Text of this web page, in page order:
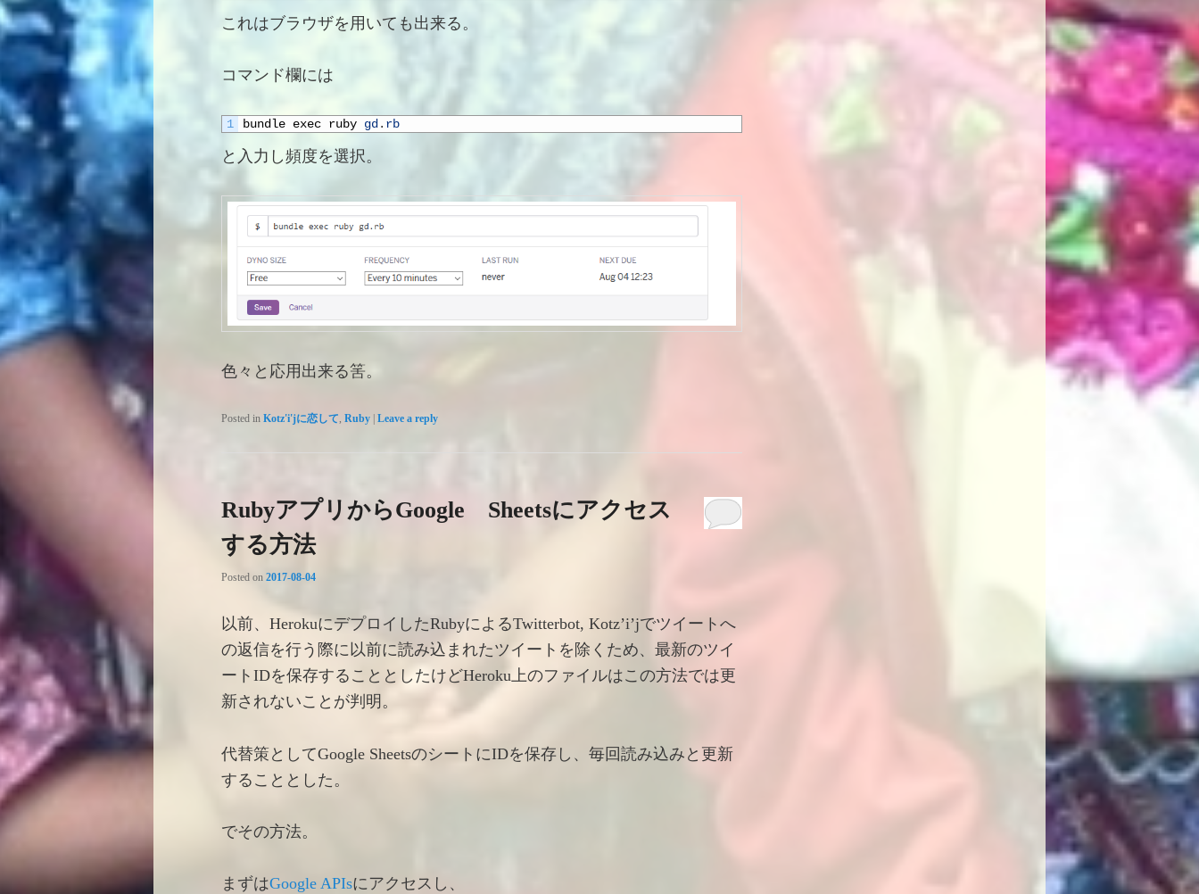
これはブラウザを用いても出来る。
コマンド欄には
1 bundle exec ruby gd. rb
と入力し頻度を選択。
色々と応用出来る筈。
Posted in Kotz'i'jに恋して, Ruby | Leave a reply
RubyアプリからGoogle Sheetsにアクセス
する方法
Posted on 2017-08-04
以前、HerokuにデプロイしたRubyによるTwitterbot, Kotz’i’jでツイートへ
の返信を行う際に以前に読み込まれたツイートを除くため、最新のツイ
ートIDを保存することとしたけどHeroku上のファイルはこの方法では更
新されないことが判明。
代替策としてGoogle SheetsのシートにIDを保存し、毎回読み込みと更新
することとした。
でその方法。
まずはGoogle APIsにアクセスし、